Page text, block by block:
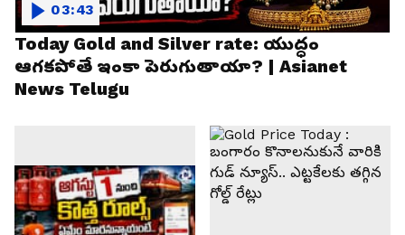
Today Gold and Silver rate: యుద్ధం
ఆగకపోతే ఇంకా పెరుగుతాయా? | Asianet
News Telugu
03:43